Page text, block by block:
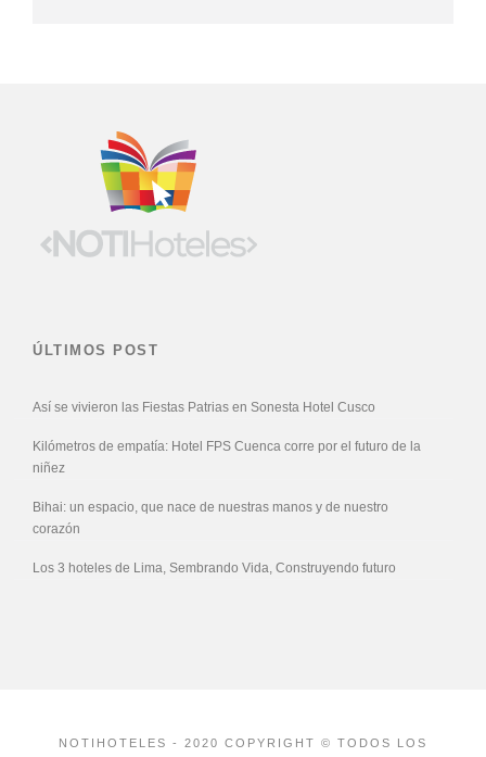
ÚLTIMOS POST
Así se vivieron las Fiestas Patrias en Sonesta Hotel Cusco
Kilómetros de empatía: Hotel FPS Cuenca corre por el futuro de la
niñez
Bihai: un espacio, que nace de nuestras manos y de nuestro
corazón
Los 3 hoteles de Lima, Sembrando Vida, Construyendo futuro
NOTIHOTELES - 2020 COPYRIGHT © TODOS LOS